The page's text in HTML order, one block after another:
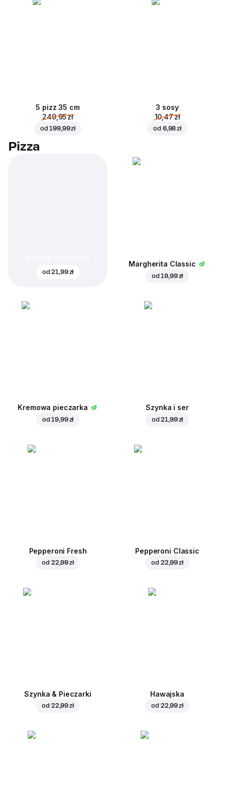
5 pizz 35 cm
249,95 zł
od199,99 zł
3 sosy
10,47 zł
od 6,98 zł
Pizza
od21,99 zł
Margherita Classic
od19,99 zł
Kremowa pieczarka
od19,99 zł
Szynka i ser
od21,99 zł
Pepperoni Fresh
od 22,99 zł
Pepperoni Classic
od 22,99 zł
Szynka & Pieczarki
od 22,99 zł
Hawajska
od 22,99 zł